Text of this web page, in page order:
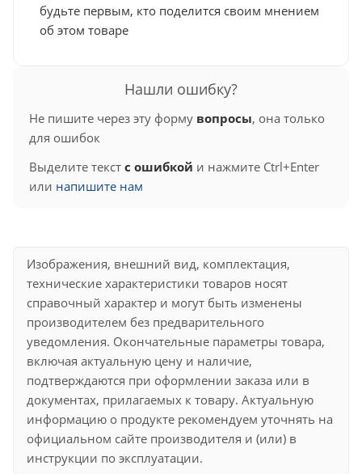
будьте первым, кто поделится своим мнением
об этом товаре
Нашли ошибку?
Не пишите через эту форму вопросы, она только
для ошибок
Выделите текст с ошибкой и нажмите Ctrl+Enter
или напишите нам
Изображения, внешний вид, комплектация,
технические характеристики товаров носят
справочный характер и могут быть изменены
производителем без предварительного
уведомления. Окончательные параметры товара,
включая актуальную цену и наличие,
подтверждаются при оформлении заказа или в
документах, прилагаемых к товару. Актуальную
информацию о продукте рекомендуем уточнять на
официальном сайте производителя и (или) в
инструкции по эксплуатации.